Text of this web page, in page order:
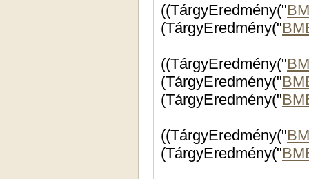
((TárgyEredmény("
(TárgyEredmény("
((TárgyEredmény("
(TárgyEredmény("
(TárgyEredmény("
((TárgyEredmény("
(TárgyEredmény("